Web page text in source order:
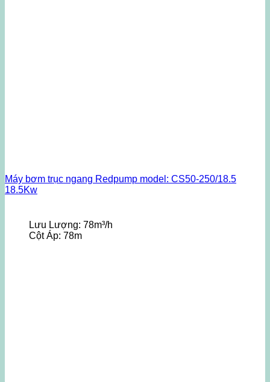
Máy bơm trục ngang Redpump model: CS50-250/18.5
18.5Kw
Lưu Lượng: 78m³/h
Cột Áp: 78m